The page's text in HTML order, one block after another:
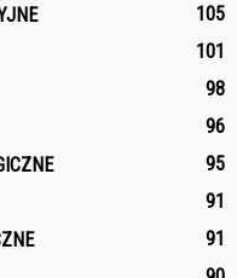
105
101
98
96
95
91
91